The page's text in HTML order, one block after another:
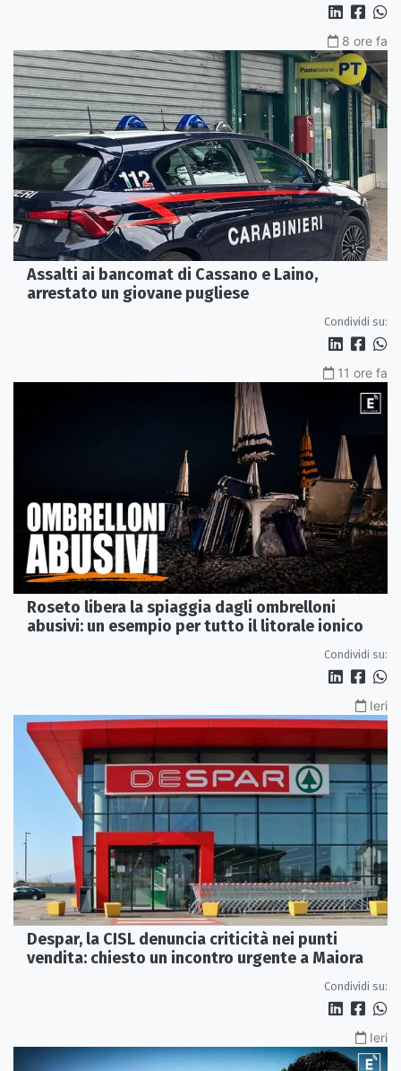
8 ore fa
Assalti ai bancomat di Cassano e Laino,
arrestato un giovane pugliese
Condividi su:
11 ore fa
Roseto libera la spiaggia dagli ombrelloni
abusivi: un esempio per tutto il litorale ionico
Condividi su:
Ieri
Despar, la CISL denuncia criticità nei punti
vendita: chiesto un incontro urgente a Maiora
Condividi su:
Ieri